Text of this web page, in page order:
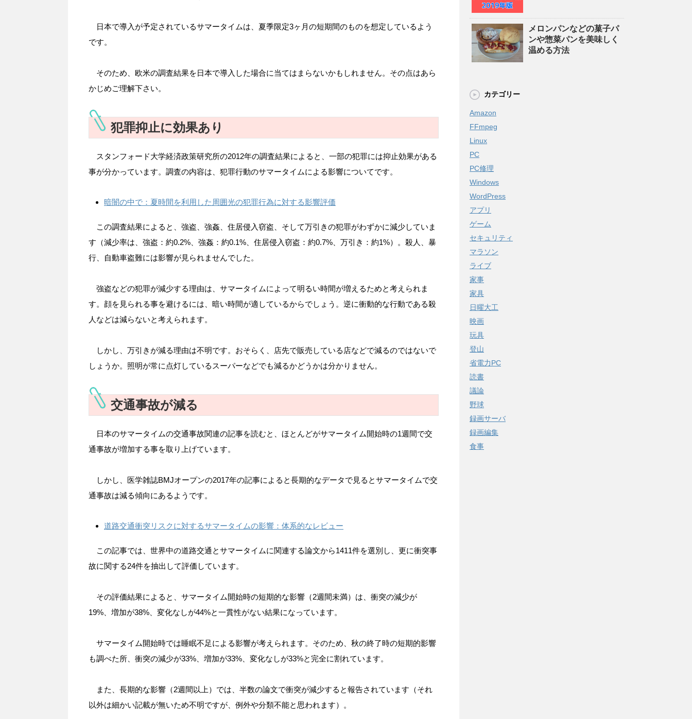
日本で導入が予定されているサマータイムは、夏季限定3ヶ月の短期間のものを想定しているよう
です。
そのため、欧米の調査結果を日本で導入した場合に当てはまらないかもしれません。その点はあら
かじめご理解下さい。
犯罪抑止に効果あり
スタンフォード大学経済政策研究所の2012年の調査結果によると、一部の犯罪には抑止効果がある
事が分かっています。調査の内容は、犯罪行動のサマータイムによる影響についてです。
暗闇の中で：夏時間を利用した周囲光の犯罪行為に対する影響評価
この調査結果によると、強盗、強姦、住居侵入窃盗、そして万引きの犯罪がわずかに減少していま
す（減少率は、強盗：約0.2%、強姦：約0.1%、住居侵入窃盗：約0.7%、万引き：約1%）。殺人、暴
行、自動車盗難には影響が見られませんでした。
強盗などの犯罪が減少する理由は、サマータイムによって明るい時間が増えるためと考えられま
す。顔を見られる事を避けるには、暗い時間が適しているからでしょう。逆に衝動的な行動である殺
人などは減らないと考えられます。
しかし、万引きが減る理由は不明です。おそらく、店先で販売している店などで減るのではないで
しょうか。照明が常に点灯しているスーパーなどでも減るかどうかは分かりません。
交通事故が減る
日本のサマータイムの交通事故関連の記事を読むと、ほとんどがサマータイム開始時の1週間で交
通事故が増加する事を取り上げています。
しかし、医学雑誌BMJオープンの2017年の記事によると長期的なデータで見るとサマータイムで交
通事故は減る傾向にあるようです。
道路交通衝突リスクに対するサマータイムの影響：体系的なレビュー
この記事では、世界中の道路交通とサマータイムに関連する論文から1411件を選別し、更に衝突事
故に関する24件を抽出して評価しています。
その評価結果によると、サマータイム開始時の短期的な影響（2週間未満）は、衝突の減少が
19%、増加が38%、変化なしが44%と一貫性がない結果になっています。
サマータイム開始時では睡眠不足による影響が考えられます。そのため、秋の終了時の短期的影響
も調べた所、衝突の減少が33%、増加が33%、変化なしが33%と完全に割れています。
また、長期的な影響（2週間以上）では、半数の論文で衝突が減少すると報告されています（それ
以外は細かい記載が無いため不明ですが、例外や分類不能と思われます）。
メロンパンなどの菓子パ
ンや惣菜パンを美味しく
温める方法
カテゴリー
Amazon
FFmpeg
Linux
PC
PC修理
Windows
WordPress
アプリ
ゲーム
セキュリティ
マラソン
ライブ
家事
家具
日曜大工
映画
玩具
登山
省電力PC
読書
議論
野球
録画サーバ
録画編集
食事